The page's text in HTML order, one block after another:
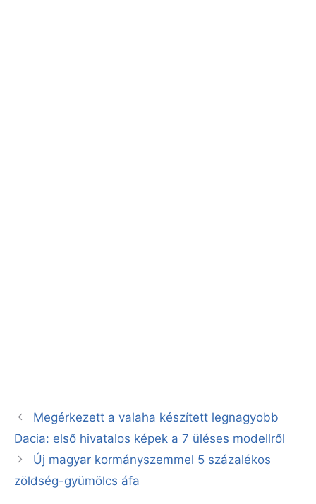
Megérkezett a valaha készített legnagyobb
Dacia: első hivatalos képek a 7 üléses modellről
Új magyar kormányszemmel 5 százalékos
zöldség-gyümölcs áfa